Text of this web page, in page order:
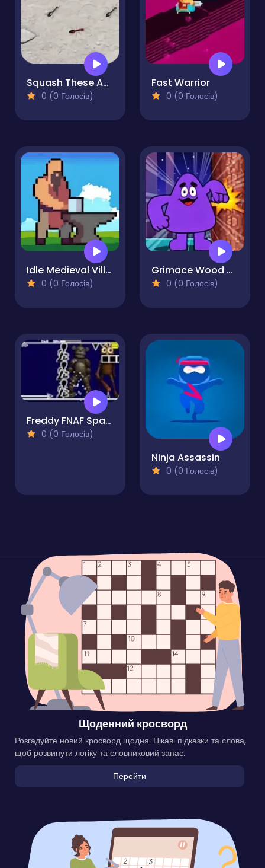
Squash These Ants 2
0 (0 Голосів)
Fast Warrior
0 (0 Голосів)
Idle Medieval Village
0 (0 Голосів)
Grimace Wood Cutter
0 (0 Голосів)
Freddy FNAF Space Waves
0 (0 Голосів)
Ninja Assassin
0 (0 Голосів)
Щоденний кросворд
Розгадуйте новий кросворд щодня. Цікаві підказки та слова,
щоб розвинути логіку та словниковий запас.
Перейти